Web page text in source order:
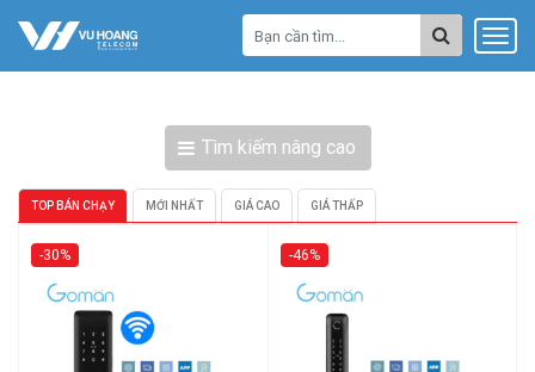
Tìm kiếm nâng cao
TOP BÁN CHẠY MỚI NHẤT GIÁ CAO GIÁ THẤP
-30% -46%